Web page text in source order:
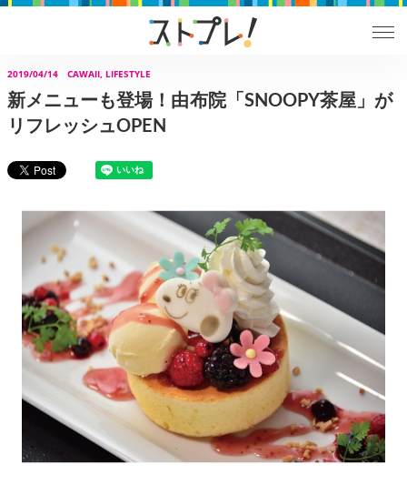
2019/04/14 CAWAII, LIFESTYLE
新メニューも登場！由布院「SNOOPY茶屋」が
リフレッシュOPEN